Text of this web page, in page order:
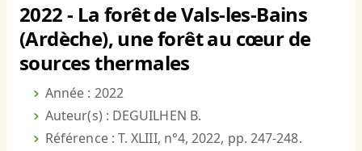
2022 - La forêt de Vals-les-Bains
(Ardèche), une forêt au cœur de
sources thermales
Année : 2022
Auteur(s) : DEGUILHEN B.
Référence : T. XLIII, n°4, 2022, pp. 247-248.